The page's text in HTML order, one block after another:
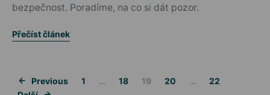
bezpečnost. Poradíme, na co si dát pozor.
Přečíst článek
Stránkování
Previous 1 … 18 19 20 …
22